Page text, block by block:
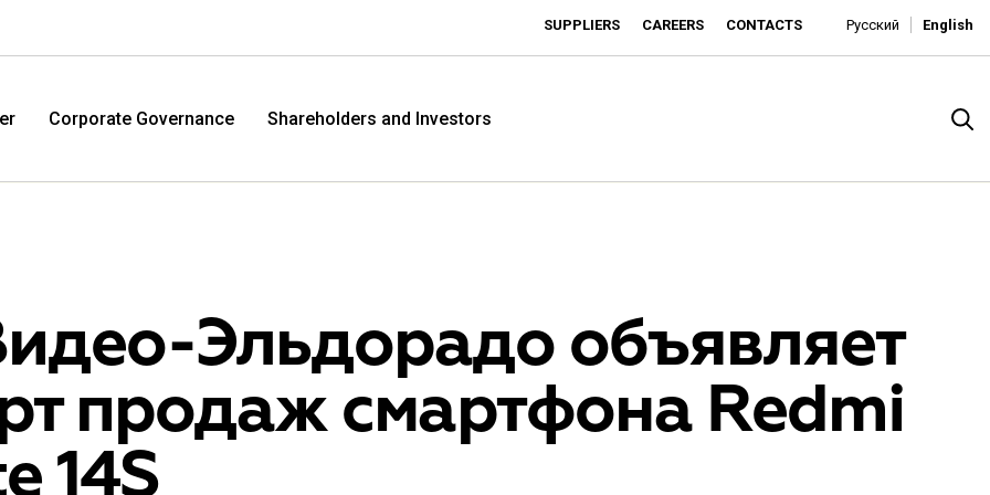
SUPPLIERS CAREERS CONTACTS Русский English
M.Video
M.Video is developing as a universal retailer in the
Eldorado
Corporate Governance Shareholders and Investors
Эльдорадо объявляет
продаж смартфона Redmi
14S